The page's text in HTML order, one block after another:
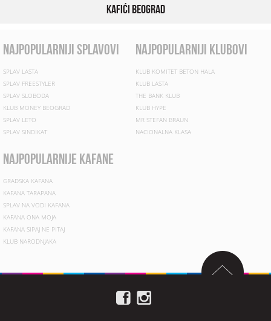
Kafići Beograd
najpopularniji splavovi
SPLAV LASTA
SPLAV FREESTYLER
SPLAV SLOBODA
KLUB MONEY BEOGRAD
SPLAV LETO
SPLAV SINDIKAT
najpopularniji klubovi
KLUB KOMITET BETON HALA
KLUB LASTA
THE BANK KLUB
KLUB HYPE
MR STEFAN BRAUN
NACIONALNA KLASA
najpopularnije kafane
GRADSKA KAFANA
KAFANA TARAPANA
SPLAV NA VODI KAFANA
KAFANA ONA MOJA
KAFANA SIPAJ NE PITAJ
KLUB NARODNJAKA